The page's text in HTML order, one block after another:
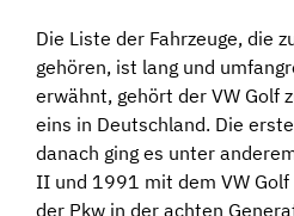
Die Liste der Fahrzeuge, die
gehören, ist lang und
erwähnt, gehört der VW Golf
eins in Deutschland. Die
danach ging es unter
II und 1991 mit dem VW
der Pkw in der achten